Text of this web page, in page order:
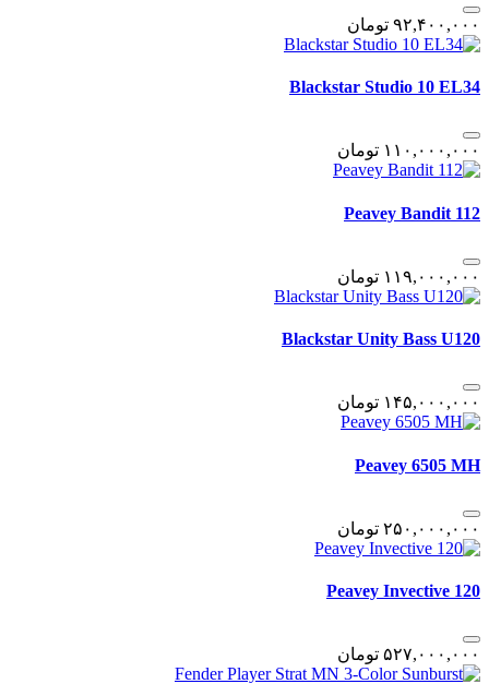
٩٢,۴٠٠,٠٠٠ تومان
Blackstar Studio 10 EL34
١١٠,٠٠٠,٠٠٠ تومان
Peavey Bandit 112
١١٩,٠٠٠,٠٠٠ تومان
Blackstar Unity Bass U120
١۴۵,٠٠٠,٠٠٠ تومان
Peavey 6505 MH
٢۵٠,٠٠٠,٠٠٠ تومان
Peavey Invective 120
۵٢٧,٠٠٠,٠٠٠ تومان